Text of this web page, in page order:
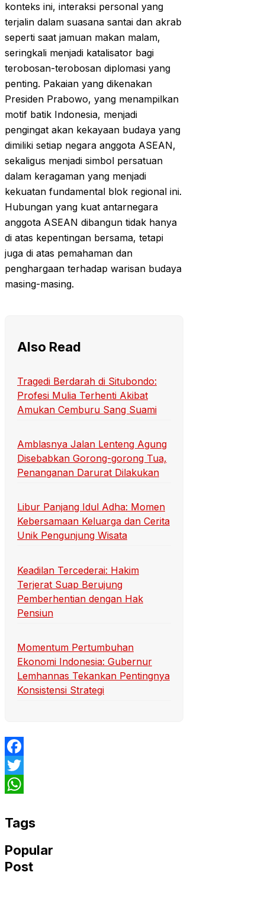
konteks ini, interaksi personal yang
terjalin dalam suasana santai dan akrab
seperti saat jamuan makan malam,
seringkali menjadi katalisator bagi
terobosan-terobosan diplomasi yang
penting. Pakaian yang dikenakan
Presiden Prabowo, yang menampilkan
motif batik Indonesia, menjadi
pengingat akan kekayaan budaya yang
dimiliki setiap negara anggota ASEAN,
sekaligus menjadi simbol persatuan
dalam keragaman yang menjadi
kekuatan fundamental blok regional ini.
Hubungan yang kuat antarnegara
anggota ASEAN dibangun tidak hanya
di atas kepentingan bersama, tetapi
juga di atas pemahaman dan
penghargaan terhadap warisan budaya
masing-masing.
Also Read
Tragedi Berdarah di Situbondo:
Profesi Mulia Terhenti Akibat
Amukan Cemburu Sang Suami
Amblasnya Jalan Lenteng Agung
Disebabkan Gorong-gorong Tua,
Penanganan Darurat Dilakukan
Libur Panjang Idul Adha: Momen
Kebersamaan Keluarga dan Cerita
Unik Pengunjung Wisata
Keadilan Tercederai: Hakim
Terjerat Suap Berujung
Pemberhentian dengan Hak
Pensiun
Momentum Pertumbuhan
Ekonomi Indonesia: Gubernur
Lemhannas Tekankan Pentingnya
Konsistensi Strategi
Facebook
Twitter
Tags
Popular
Post